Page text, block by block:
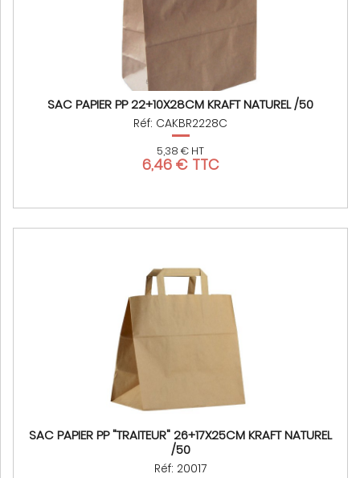
SAC PAPIER PP 22+10X28CM KRAFT NATUREL /50
Réf: CAKBR2228C
5,38 € HT
6,46 € TTC
SAC PAPIER PP "TRAITEUR" 26+17X25CM KRAFT NATUREL
/50
Réf: 20017